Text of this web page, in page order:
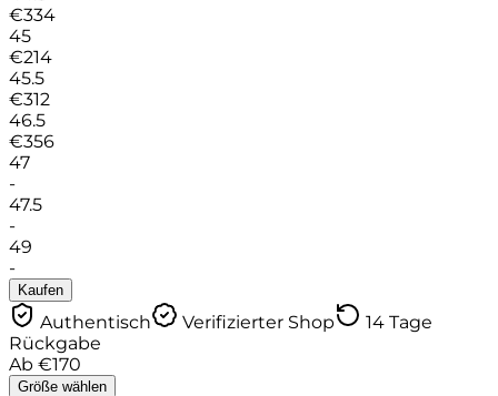
€334
45
€214
45.5
€312
46.5
€356
47
-
47.5
-
49
-
Kaufen
Authentisch Verifizierter Shop
14 Tage
Rückgabe
Ab €170
Größe wählen